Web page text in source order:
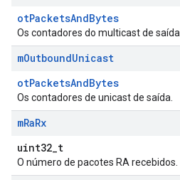
otPacketsAndBytes
Os contadores do multicast de saída.
mOutboundUnicast
otPacketsAndBytes
Os contadores de unicast de saída.
mRaRx
uint32_t
O número de pacotes RA recebidos.